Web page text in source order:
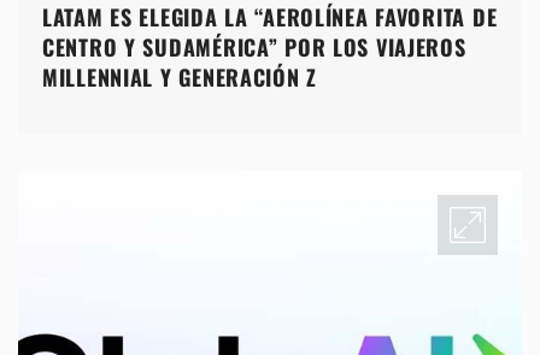
LATAM ES ELEGIDA LA “AEROLÍNEA FAVORITA DE
CENTRO Y SUDAMÉRICA” POR LOS VIAJEROS
MILLENNIAL Y GENERACIÓN Z